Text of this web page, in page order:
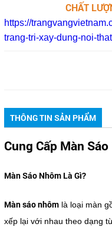
CHẤT
https://
trang-tri-xay-dung-noi-
THÔNG TIN SẢN PHẨM
Cung Cấp Màn
Màn Sáo Nhôm Là Gì?
Màn sáo nhômlà loại màn
xếp lại với nhau theo dạng